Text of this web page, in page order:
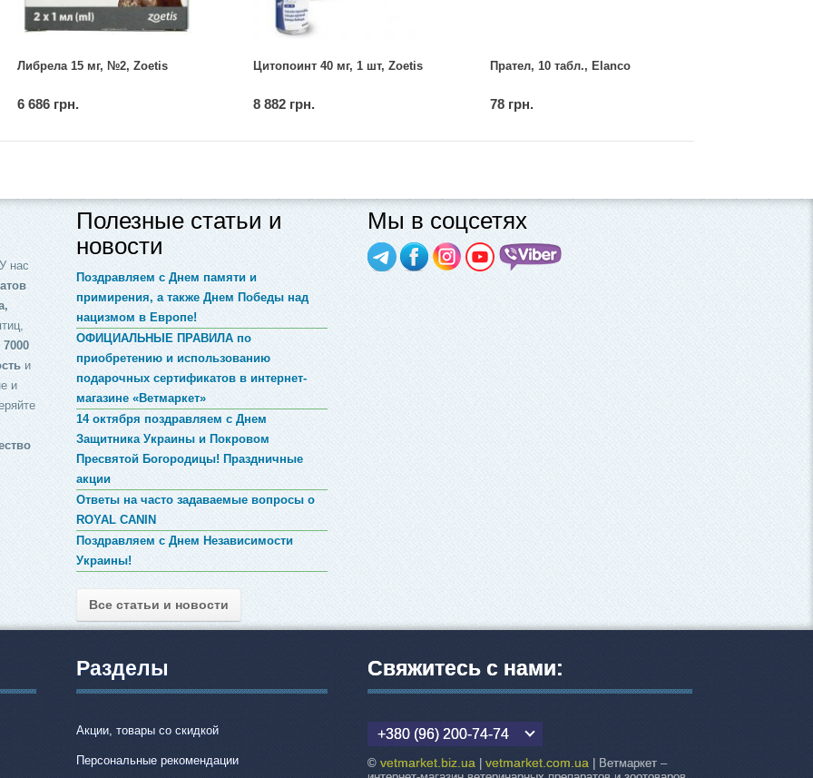
Либрела 15 мг, №2, Zoetis
6 686 грн.
Цитопоинт 40 мг, 1 шт, Zoetis
8 882 грн.
Прател, 10 табл., Elanco
78 грн.
нас
и
и
Полезные статьи и
новости
Поздравляем с Днем памяти и
примирения, а также Днем Победы над
нацизмом в Европе!
ОФИЦИАЛЬНЫЕ ПРАВИЛА по
приобретению и использованию
подарочных сертификатов в интернет-
магазине «Ветмаркет»
14 октября поздравляем с Днем
Защитника Украины и Покровом
Пресвятой Богородицы! Праздничные
акции
Ответы на часто задаваемые вопросы о
ROYAL CANIN
Поздравляем с Днем Независимости
Украины!
Все статьи и новости
Мы в соцсетях
Разделы
Акции, товары со скидкой
Персональные рекомендации
Свяжитесь с нами:
+380 (96) 200-74-74
©vetmarket.biz.ua |vetmarket.com.ua | Ветмаркет –